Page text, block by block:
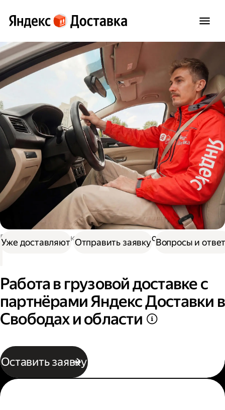
Работа в Доставке Работа в грузовой доставке
Работа в грузовой доставке с
партнёрами Яндекс Доставки в
Свободах и области
Оставить заявку
Уже доставляют Отправить заявку Вопросы и